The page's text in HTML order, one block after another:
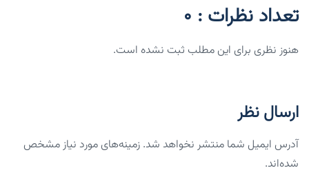
تعداد نظرات : 0
هنوز نظری برای این مطلب ثبت نشده است.
ارسال نظر
آدرس ایمیل شما منتشر نخواهد شد. زمینه‌های مورد نیاز مشخص
شده‌اند.